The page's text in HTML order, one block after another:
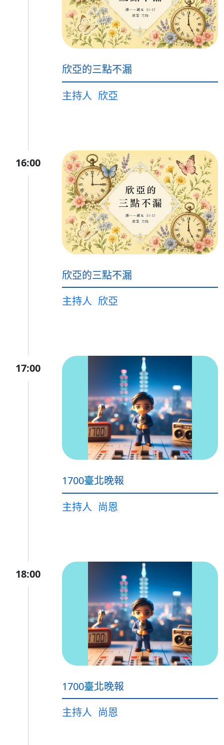
欣亞的三點不漏
主持人 欣亞
16:00
欣亞的三點不漏
主持人 欣亞
17:00
1700臺北晚報
主持人 尚恩
18:00
1700臺北晚報
主持人 尚恩